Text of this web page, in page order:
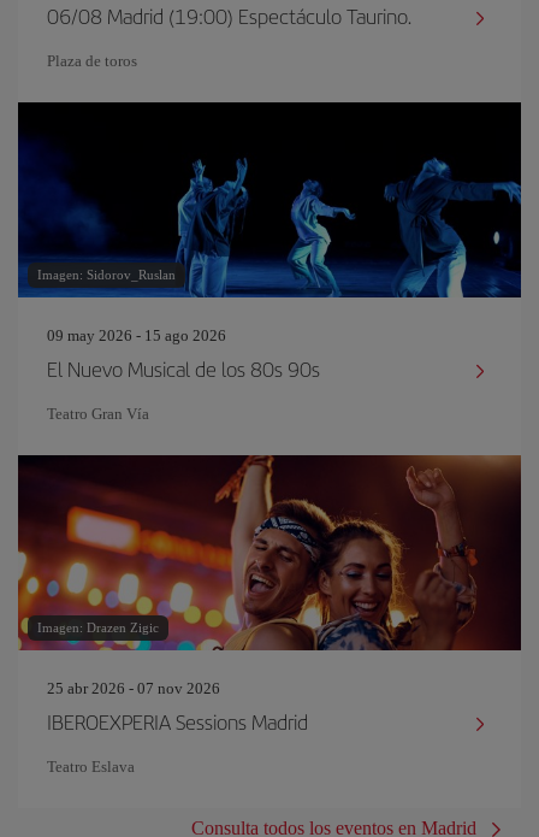
06/08 Madrid (19:00) Espectáculo Taurino.
Plaza de toros
Imagen: Sidorov_Ruslan
09 may 2026 - 15 ago 2026
El Nuevo Musical de los 80s 90s
Teatro Gran Vía
Imagen: Drazen Zigic
25 abr 2026 - 07 nov 2026
IBEROEXPERIA Sessions Madrid
Teatro Eslava
Consulta todos los eventos en Madrid